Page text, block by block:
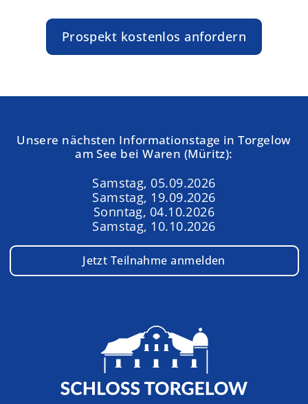
Prospekt kostenlos anfordern
Unsere nächsten Informationstage in Torgelow
am See bei Waren (Müritz):
Samstag, 05.09.2026
Samstag, 19.09.2026
Sonntag, 04.10.2026
Samstag, 10.10.2026
Jetzt Teilnahme anmelden